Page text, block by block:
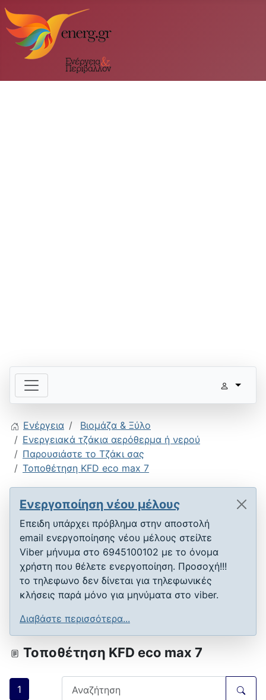
Ενέργεια
Βιομάζα & Ξύλο
Ενεργειακά τζάκια αερόθερμα ή νερού
Παρουσιάστε το Τζάκι σας
Τοποθέτηση KFD eco max 7
Ενεργοποίηση νέου μέλους
Επειδη υπάρχει πρόβλημα στην αποστολή
email ενεργοποίησης νέου μέλους στείλτε
Viber μήνυμα στο 6945100102 με το όνομα
χρήστη που θέλετε ενεργοποίηση. Προσοχή!!!
το τηλεφωνο δεν δίνεται για τηλεφωνικές
κλήσεις παρά μόνο για μηνύματα στο viber.
Διαβάστε περισσότερα...
Τοποθέτηση KFD eco max 7
1